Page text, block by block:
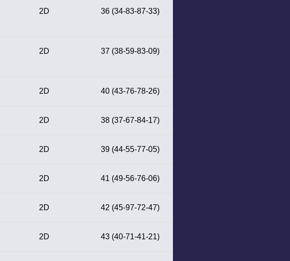
2D 36 (34-83-87-33)
2D 37 (38-59-83-09)
2D 40 (43-76-78-26)
2D 38 (37-67-84-17)
2D 39 (44-55-77-05)
2D 41 (49-56-76-06)
2D 42 (45-97-72-47)
2D 43 (40-71-41-21)